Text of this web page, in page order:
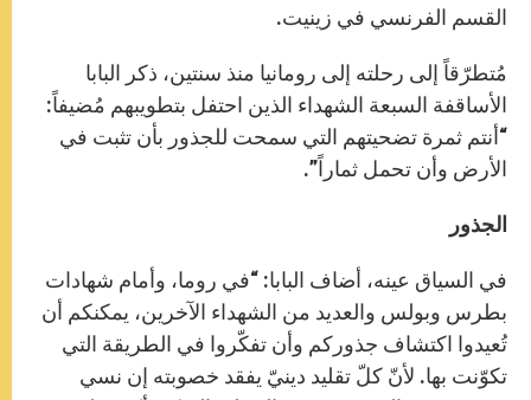
القسم الفرنسي في زينيت.
مُتطرّقاً إلى رحلته إلى رومانيا منذ سنتين، ذكر البابا
الأساقفة السبعة الشهداء الذين احتفل بتطويبهم مُضيفاً:
“أنتم ثمرة تضحيتهم التي سمحت للجذور بأن تثبت في
الأرض وأن تحمل ثماراً”.
الجذور
في السياق عينه، أضاف البابا: “في روما، وأمام شهادات
بطرس وبولس والعديد من الشهداء الآخرين، يمكنكم أن
تُعيدوا اكتشاف جذوركم وأن تفكّروا في الطريقة التي
تكوّنت بها. لأنّ كلّ تقليد دينيّ يفقد خصوبته إن نسي